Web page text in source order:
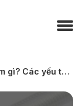
[Giải đáp] Ren dùng để làm gì? Các yếu tố cấu tạo nên ren